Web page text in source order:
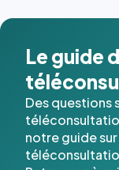
Le guide
Des questions
notre guide sur